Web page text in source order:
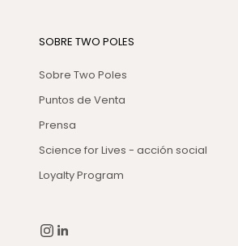
SOBRE TWO POLES
Sobre Two Poles
Puntos de Venta
Prensa
Science for Lives - acción social
Loyalty Program